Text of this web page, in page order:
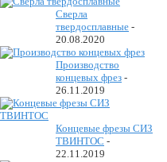
Сверла
твердосплавные -
20.08.2020
Производство
концевых фрез -
26.11.2019
Концевые фрезы СИЗ
ТВИНТОС -
22.11.2019